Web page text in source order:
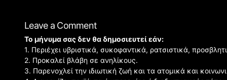
Leave a Comment
Το μήνυμα σας δεν θα δημοσιευτεί εάν:
1. Περιέχει υβριστικά, συκοφαντικά, ρατσιστικά,
2. Προκαλεί βλάβη σε ανηλίκους.
3. Παρενοχλεί την ιδιωτική ζωή και τα ατομικά και